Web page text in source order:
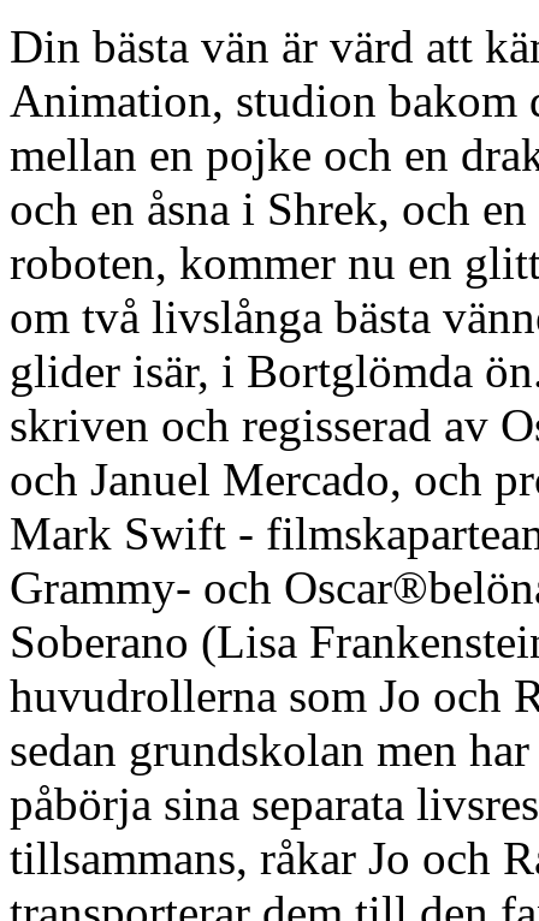
Din bästa vän är värd att
Animation, studion bakom
mellan en pojke och en
och en åsna i Shrek, och
roboten, kommer nu en
om två livslånga bästa
glider isär, i Bortglömda
skriven och regisserad av
och Januel Mercado, och
Mark Swift -
Grammy- och
Soberano (Lisa
huvudrollerna som Jo och
sedan grundskolan men
påbörja sina separata
tillsammans, råkar Jo och